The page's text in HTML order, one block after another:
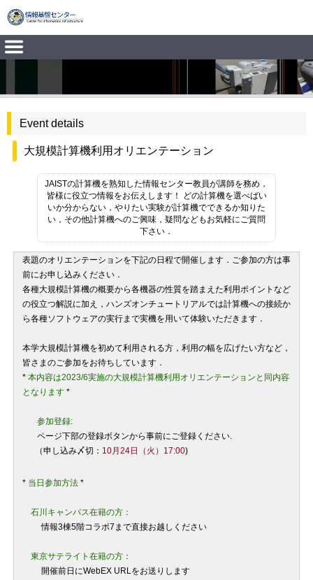
Event details
大規模計算機利用オリエンテーション
JAISTの計算機を熟知した情報センター教員が講師を務め，
皆様に役立つ情報をお伝えします！ どの計算機を選べばい
いか分からない，やりたい実験が計算機でできるか知りた
い，その他計算機へのご興味，疑問などもお気軽にご質問
下さい．
表題のオリエンテーションを下記の日程で開催します．ご参加の方は事
前にお申し込みください．
各種大規模計算機の概要から各機器の性質を踏まえた利用ポイントなど
の役立つ解説に加え，ハンズオンチュートリアルでは計算機への接続か
ら各種ソフトウェアの実行まで実機を用いて体験いただきます．
本学大規模計算機を初めて利用される方，利用の幅を広げたい方など，
皆さまのご参加をお待ちしています．
* 本内容は2023/6実施の大規模計算機利用オリエンテーションと同内容
となります*
参加登録:
ページ下部の登録ボタンから事前にご登録ください.
（申し込み〆切： 10月24日（火） 17:00)
* 当日参加方法*
石川キャンパス在籍の方：
情報3棟5階コラボ7まで直接お越しください
東京サテライト在籍の方：
開催前日にWebEX URLをお送りします